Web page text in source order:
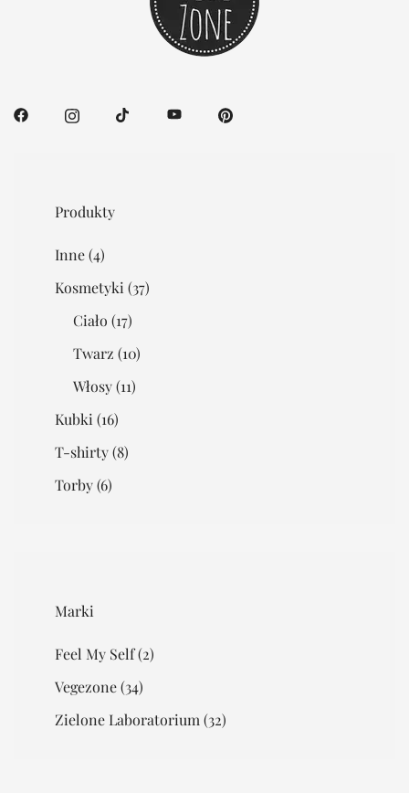
Produkty
Inne(4)
Kosmetyki (37)
Ciało (17)
Twarz (10)
Włosy(11)
Kubki (16)
T-shirty(8)
Torby(6)
Marki
Feel My Self(2)
Vegezone(34)
Zielone Laboratorium (32)